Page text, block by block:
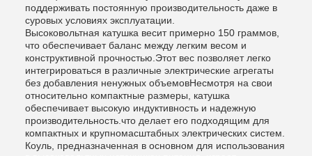
поддерживать постоянную производительность даже в
суровых условиях эксплуатации.
Высоковольтная катушка весит примерно 150 граммов,
что обеспечивает баланс между легким весом и
конструктивной прочностью.Этот вес позволяет легко
интегрироваться в различные электрические агрегаты
без добавления ненужных объемовНесмотря на свои
относительно компактные размеры, катушка
обеспечивает высокую индуктивность и надежную
производительность.что делает его подходящим для
компактных и крупномасштабных электрических систем.
Коуль, предназначенная в основном для использования